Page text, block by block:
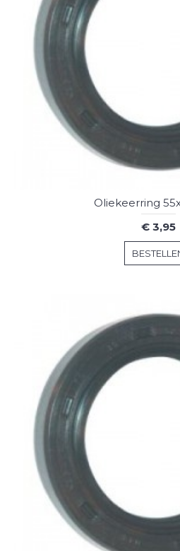
Oliekeerring
€ 3,95